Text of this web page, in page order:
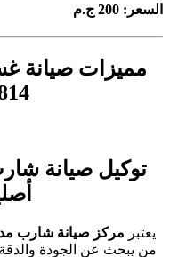
السعر: 200 ج.م
مميزات صيانة
توكيل صيانة
يعتبر مركز صيانة شارب
من يبحث عن الجودة والدقة